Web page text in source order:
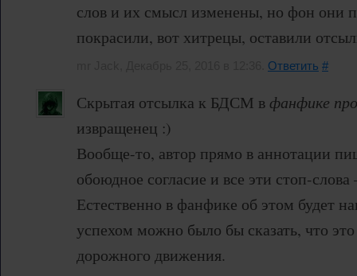
слов и их смысл изменены, но фон они
покрасили, вот хитрецы, оставили
Ответить #
Скрытая отсылка к БДСМ в фанфике
извращенец :)
Вообще-то, автор прямо в аннотации
обоюдное согласие и все эти стоп-
Естественно в фанфике об этом будет
успехом можно было бы сказать, что
дорожного движения.